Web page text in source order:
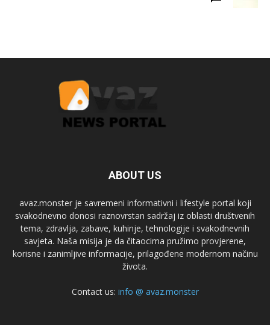
ABOUT US
avaz.monster je savremeni informativni i lifestyle portal koji
svakodnevno donosi raznovrstan sadržaj iz oblasti društvenih
tema, zdravlja, zabave, kuhinje, tehnologije i svakodnevnih
savjeta. Naša misija je da čitaocima pružimo provjerene,
korisne i zanimljive informacije, prilagođene modernom načinu
života.
Contact us: info @ avaz.monster